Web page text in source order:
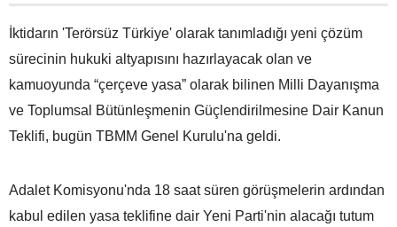
İktidarın 'Terörsüz Türkiye' olarak tanımladığı yeni çözüm
sürecinin hukuki altyapısını hazırlayacak olan ve
kamuoyunda “çerçeve yasa” olarak bilinen Milli Dayanışma
ve Toplumsal Bütünleşmenin Güçlendirilmesine Dair Kanun
Teklifi, bugün TBMM Genel Kurulu'na geldi.
Adalet Komisyonu'nda 18 saat süren görüşmelerin ardından
kabul edilen yasa teklifine dair Yeni Parti'nin alacağı tutum